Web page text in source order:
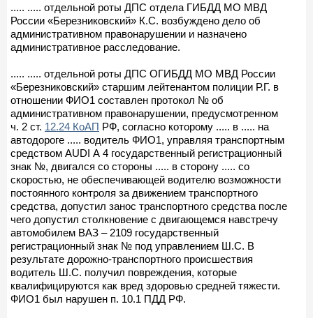
..... ..... отдельной роты ДПС отдела ГИБДД МО МВД
России «Березниковский» К.С. возбуждено дело об
административном правонарушении и назначено
административное расследование.
..... ..... отдельной роты ДПС ОГИБДД МО МВД России
«Березниковский» старшим лейтенантом полиции Р.Г. в
отношении ФИО1 составлен протокол № об
административном правонарушении, предусмотренном
ч. 2 ст. 12.24 КоАП РФ, согласно которому ..... в ..... на
автодороге ..... водитель ФИО1, управляя транспортным
средством AUDI А 4 государственный регистрационный
знак №, двигался со стороны ..... в сторону ..... со
скоростью, не обеспечивающей водителю возможности
постоянного контроля за движением транспортного
средства, допустил занос транспортного средства после
чего допустил столкновение с двигающемся навстречу
автомобилем ВАЗ – 2109 государственный
регистрационный знак № под управлением Ш.С. В
результате дорожно-транспортного происшествия
водитель Ш.С. получил повреждения, которые
квалифицируются как вред здоровью средней тяжести.
ФИО1 был нарушен п. 10.1 ПДД РФ.